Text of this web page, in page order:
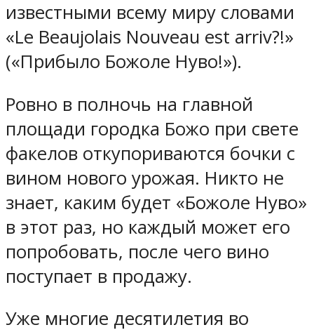
известными всему миру словами
«Le Beaujolais Nouveau est arriv?!»
(«Прибыло Божоле Нуво!»).
Ровно в полночь на главной
площади городка Божо при свете
факелов откупориваются бочки с
вином нового урожая. Никто не
знает, каким будет «Божоле Нуво»
в этот раз, но каждый может его
попробовать, после чего вино
поступает в продажу.
Уже многие десятилетия во